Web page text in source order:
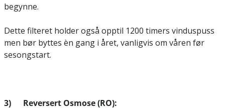
begynne.
Dette filteret holder også opptil 1200 timers vinduspuss
men bør byttes èn gang i året, vanligvis om våren før
sesongstart.
3) Reversert Osmose (RO):